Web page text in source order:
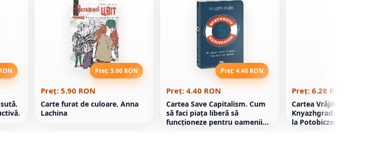
Preț: 5.90 RON
Preț: 5.90 RON
Carte furat de culoare. Anna
Lachina
Preț: 4.40 RON
Preț: 4.40 RON
Cartea Save Capitalism. Cum
să faci piața liberă să
funcționeze pentru oamenii
Preț: 6.28 RON
Cartea Vrăjitorilor din
Knyazhgrad. Cartea
la Potobiczew